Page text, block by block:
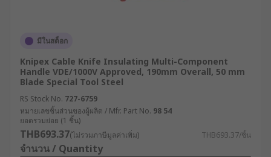
มีในสต็อก
Knipex Cable Knife Insulating Multi-Component
Handle VDE/1000V Approved, 190mm Overall, 50 mm
Blade Special Tool Steel
RS Stock No. 727-6759
หมายเลขชิ้นส่วนของผู้ผลิต / Mfr. Part No. 98 54
ยอดรวมย่อย (1 ชิ้น)
THB693.37(ไม่รวมภาษีมูลค่าเพิ่ม) THB693.37/ชิ้น
จำนวน / Quantity